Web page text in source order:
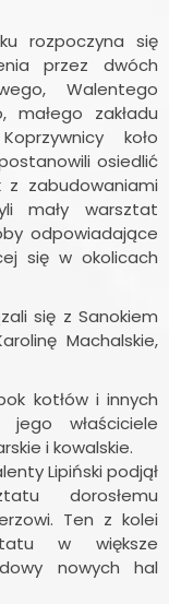
rozpoczyna się
przez dwóch
Walentego
małego zakładu
koło
osiedlić
z zabudowaniami
mały warsztat
odpowiadające
się w okolicach
się z Sanokiem
Machalskie,
kotłów i innych
właściciele
i kowalskie.
Lipiński podjął
dorosłemu
Ten z kolei
w większe
nowych hal